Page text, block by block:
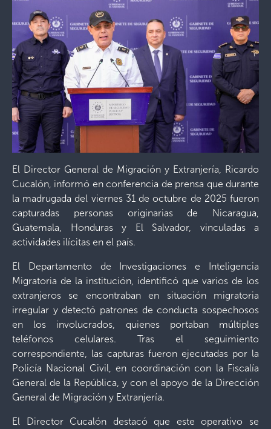
El Director General de Migración y Extranjería, Ricardo
Cucalón, informó en conferencia de prensa que durante
la madrugada del viernes 31 de octubre de 2025 fueron
capturadas personas originarias de Nicaragua,
Guatemala, Honduras y El Salvador, vinculadas a
actividades ilícitas en el país.
El Departamento de Investigaciones e Inteligencia
Migratoria de la institución, identificó que varios de los
extranjeros se encontraban en situación migratoria
irregular y detectó patrones de conducta sospechosos
en los involucrados, quienes portaban múltiples
teléfonos celulares. Tras el seguimiento
correspondiente, las capturas fueron ejecutadas por la
Policía Nacional Civil, en coordinación con la Fiscalía
General de la República, y con el apoyo de la Dirección
General de Migración y Extranjería.
El Director Cucalón destacó que este operativo se